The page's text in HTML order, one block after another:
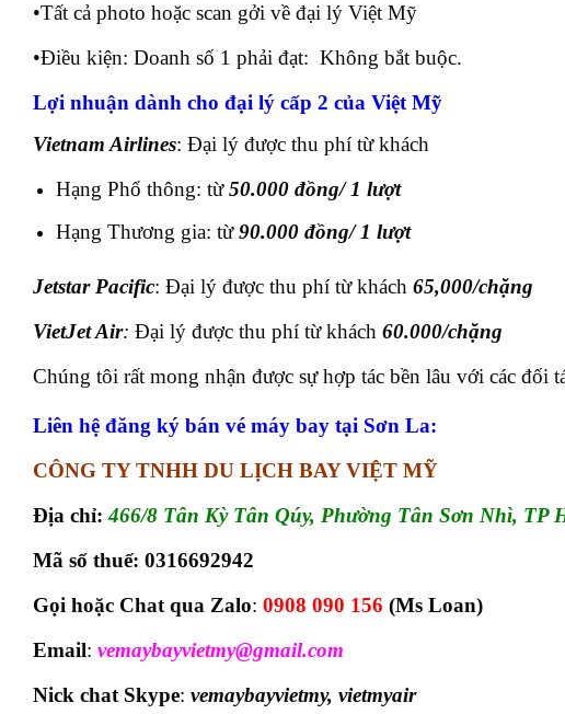
•Tất cả photo hoặc scan gởi về đại lý Việt Mỹ
•Điều kiện: Doanh số 1 phải đạt: Không bắt buộc.
Lợi nhuận dành cho đại lý cấp 2 của Việt Mỹ
Vietnam Airlines: Đại lý được thu phí từ khách
Hạng Phổ thông: từ50.000 đồng/ 1 lượt
Hạng Thương gia: từ90.000 đồng/ 1 lượt
Jetstar Pacific: Đại lý được thu phí từ khách 65,000/chặng
VietJet Air: Đại lý được thu phí từ khách 60.000/chặng
Chúng tôi rất mong nhận được sự hợp tác bền lâu với các đối
Liên hệ đăng ký bán vé máy bay tại Sơn La:
CÔNG TY TNHH DU LỊCH BAY VIỆT MỸ
Địa chỉ: 466/8 Tân Kỳ Tân Qúy, Phường Tân Sơn Nhì, TP
Mã số thuế: 0316692942
Gọi hoặc Chat qua Zalo: 0908 090 156 (Ms Loan)
Email: vemaybayvietmy@gmail.com
Nick chat Skype: vemaybayvietmy, vietmyair